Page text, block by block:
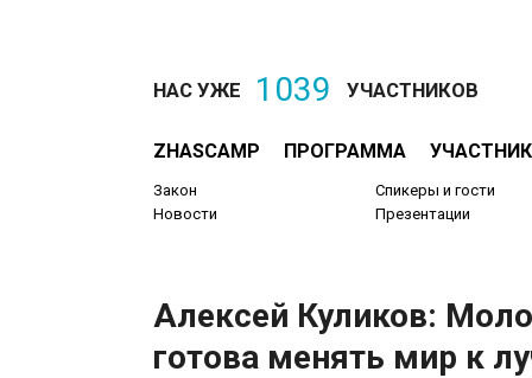
НАС УЖЕ 1039 УЧАСТНИКОВ
ZHASCAMP ПРОГРАММА
Закон
Новости
Спикеры и гости
Презентации
Алексей Куликов:
готова менять мир к